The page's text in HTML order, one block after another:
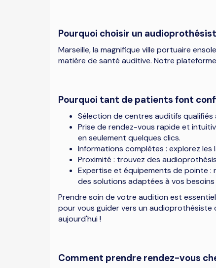
Pourquoi choisir un
Marseille, la magnifique ville portuaire
matière de santé auditive. Notre
Pourquoi tant de patients font
Sélection de centres auditifs
Prise de rendez-vous rapide et
en seulement quelques clics.
Informations complètes : explorez
Proximité : trouvez des
Expertise et équipements de pointe
des solutions adaptées à vos
Prendre soin de votre audition est
pour vous guider vers un audioprothésiste
aujourd'hui !
Comment prendre rendez-vous